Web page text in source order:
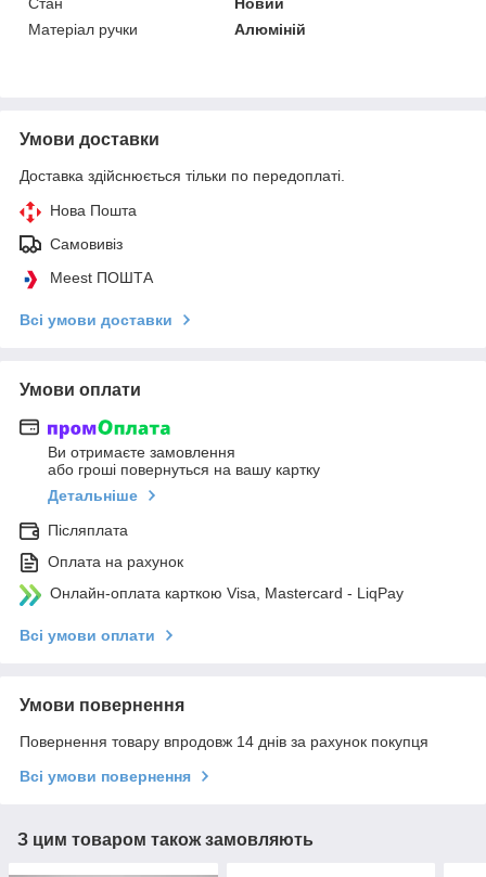
Матеріал ручки
Алюміній
Умови доставки
Доставка здійснюється тільки по передоплаті.
Нова Пошта
Самовивіз
Meest ПОШТА
Всі умови доставки
Умови оплати
Ви отримаєте замовлення
або гроші повернуться на вашу картку
Детальніше
Післяплата
Оплата на рахунок
Онлайн-оплата карткою Visa, Mastercard - LiqPay
Всі умови оплати
Умови повернення
Повернення товару впродовж 14 днів за рахунок покупця
Всі умови повернення
З цим товаром також замовляють